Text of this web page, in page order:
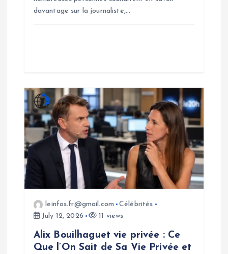
davantage sur la journaliste,…
leinfos.fr@gmail.com
Célébrités
July 12, 2026
11 views
Alix Bouilhaguet vie privée : Ce
Que l’On Sait de Sa Vie Privée et